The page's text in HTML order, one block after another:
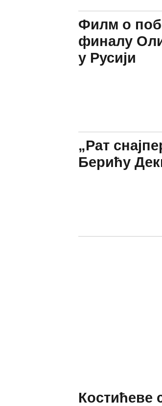
Филм о
финалу
у Русији
„Рат
Берићу
Костићеве